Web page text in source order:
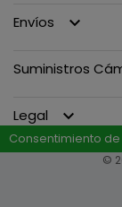
Envíos keyboard_arrow_down
Suministros
Legal keyboard_arrow_down
©
Consentimiento